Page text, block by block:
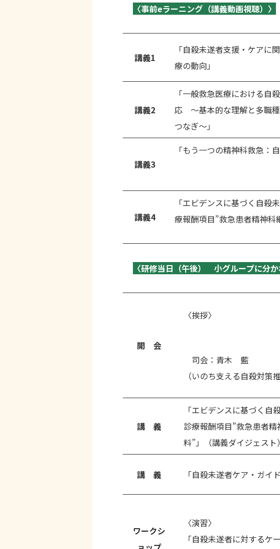
〈事前eラーニング（講義動画視聴）〉
講義1
「自殺未遂者支援・ケアに
療の動向」
講義2
「一般救急医療における自
応 〜基本的な理解と多職種
つなぎ〜」
講義3
「もう一つの精神科救急：
講義4
「エビデンスに基づく自殺
療報酬項目”救急患者精神科
〈研修当日（午後） 小グループに分
開 会
〈挨拶〉
司会：青木 藍
（いのち支える自殺対策
講 義
「エビデンスに基づく自
診療報酬項目”救急患者
料”」（講義ダイジェスト）
講 義 「自殺未遂者ケア・ガイ
ワークシ
〈演習〉
「自殺未遂者に対するケ